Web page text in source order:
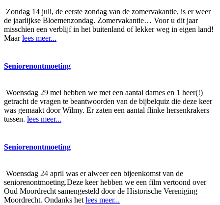
Zondag 14 juli, de eerste zondag van de zomervakantie, is er weer
de jaarlijkse Bloemenzondag. Zomervakantie… Voor u dit jaar
misschien een verblijf in het buitenland of lekker weg in eigen land!
Maarlees meer...
Seniorenontmoeting
Woensdag 29 mei hebben we met een aantal dames en 1 heer(!)
getracht de vragen te beantwoorden van de bijbelquiz die deze keer
was gemaakt door Wilmy. Er zaten een aantal flinke hersenkrakers
tussen. lees meer...
Seniorenontmoeting
Woensdag 24 april was er alweer een bijeenkomst van de
seniorenontmoeting.Deze keer hebben we een film vertoond over
Oud Moordrecht samengesteld door de Historische Vereniging
Moordrecht. Ondanks het lees meer...